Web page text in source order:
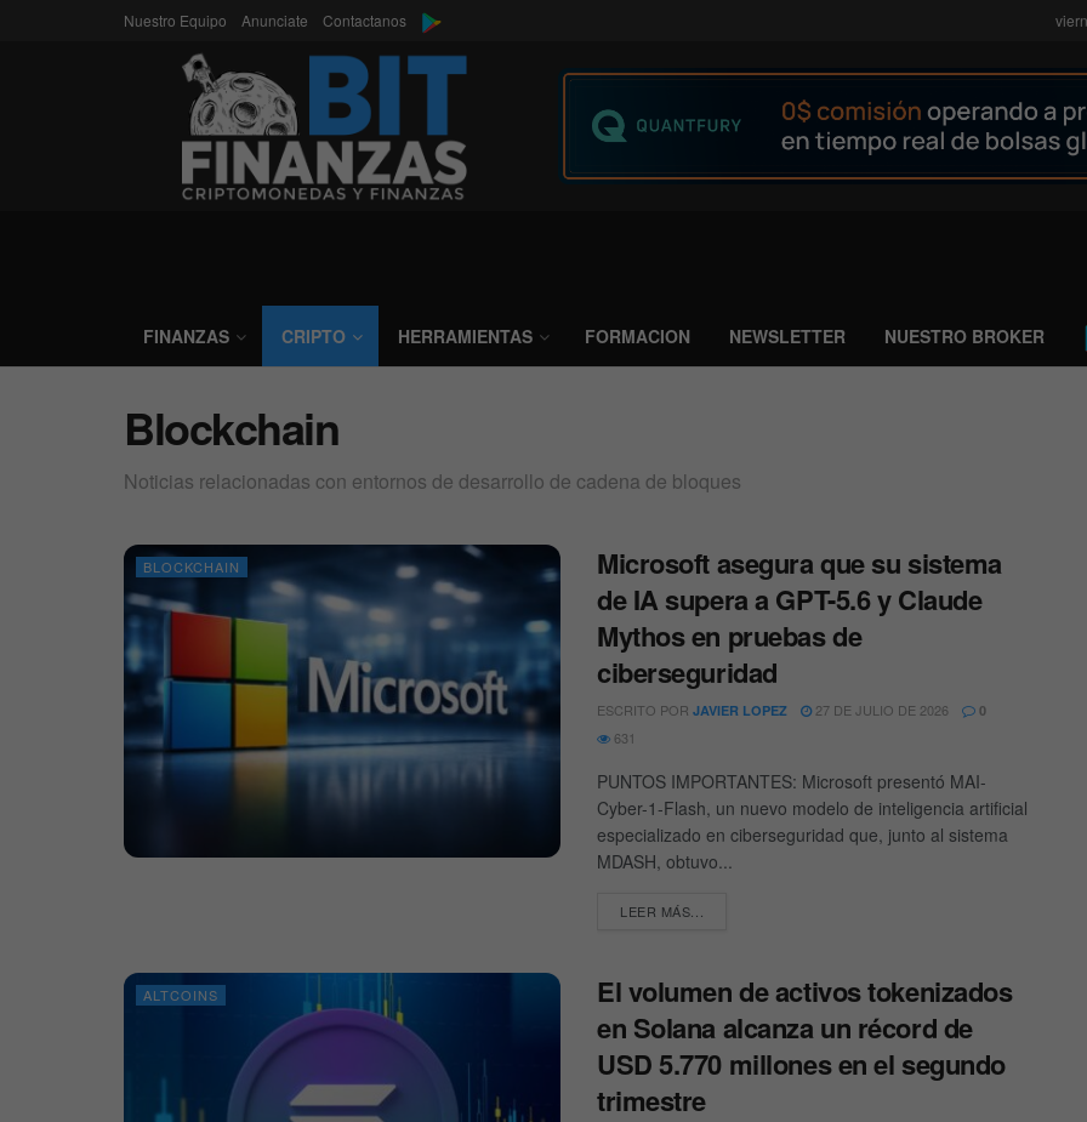
Nuestro Equipo Anunciate Contactanos
FINANZAS CRIPTO HERRAMIENTAS FORMACION NEWSLETTER NUESTRO BROKER
Blockchain
Noticias relacionadas con entornos de desarrollo de cadena de bloques
BLOCKCHAIN
Microsoft asegura que su sistema
de IA supera a GPT-5.6 y Claude
Mythos en pruebas de
ciberseguridad
ESCRITO POR JAVIER LOPEZ 27 DE JULIO DE 2026 0
631
PUNTOS IMPORTANTES: Microsoft presentó MAI-
Cyber-1-Flash, un nuevo modelo de inteligencia artificial
especializado en ciberseguridad que, junto al sistema
MDASH, obtuvo...
LEER MÁS...
ALTCOINS
El volumen de activos tokenizados
en Solana alcanza un récord de
USD 5.770 millones en el segundo
trimestre